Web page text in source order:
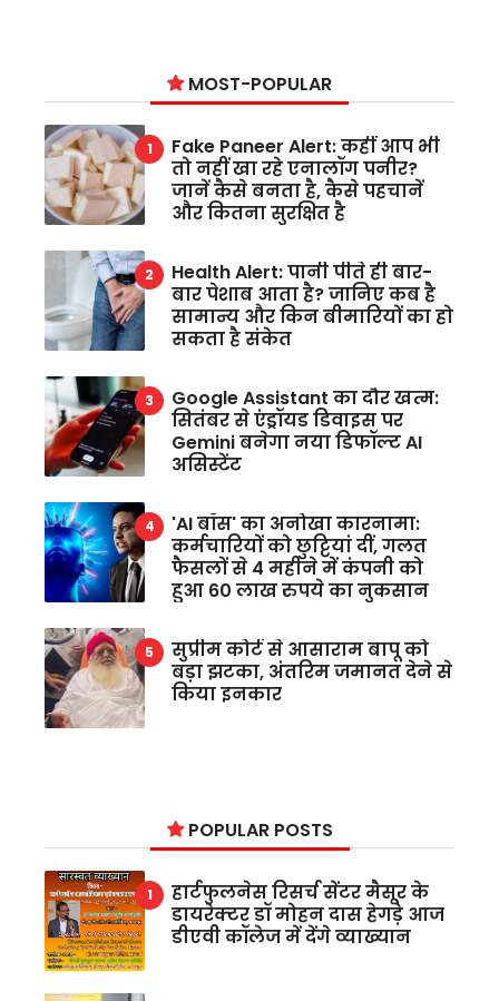
MOST-POPULAR
Fake Paneer Alert: कहीं आप भी
तो नहीं खा रहे एनालॉग पनीर?
जानें कैसे बनता है, कैसे पहचानें
और कितना सुरक्षित है
Health Alert: पानी पीते ही बार-
बार पेशाब आता है? जानिए कब है
सामान्य और किन बीमारियों का हो
सकता है संकेत
Google Assistant का दौर खत्म:
सितंबर से एंड्रॉयड डिवाइस पर
Gemini बनेगा नया डिफॉल्ट AI
असिस्टेंट
'AI बॉस' का अनोखा कारनामा:
कर्मचारियों को छुट्टियां दीं, गलत
फैसलों से 4 महीने में कंपनी को
हुआ 60 लाख रुपये का नुकसान
सुप्रीम कोर्ट से आसाराम बापू को
बड़ा झटका, अंतरिम जमानत देने से
किया इनकार
POPULAR POSTS
हार्टफुलनेस रिसर्च सेंटर मैसूर के
डायरेक्टर डॉ मोहन दास हेगड़े आज
डीएवी कॉलेज में देंगे व्याख्यान